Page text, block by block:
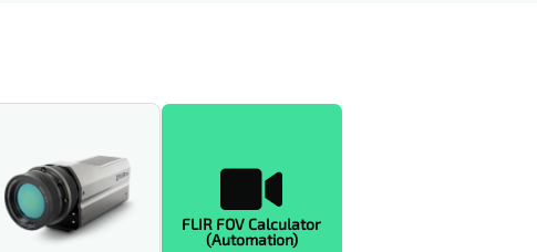

FLIR FOV Calculator
(Automation)